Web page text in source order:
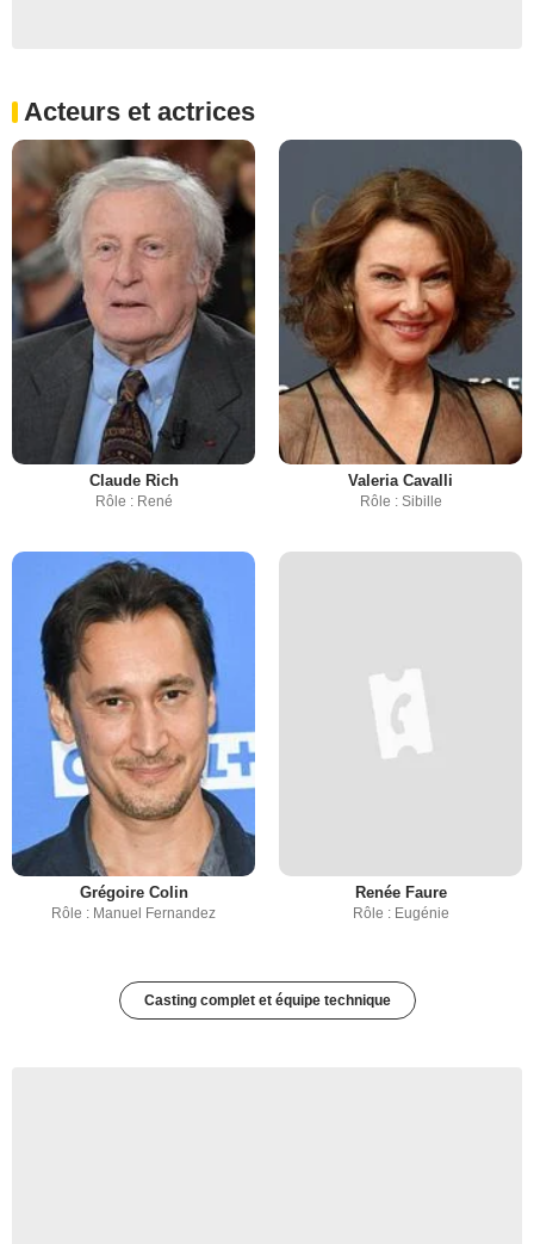
Acteurs et actrices
Claude Rich
Rôle : René
Valeria Cavalli
Rôle : Sibille
Grégoire Colin
Rôle : Manuel Fernandez
Renée Faure
Rôle : Eugénie
Casting complet et équipe technique